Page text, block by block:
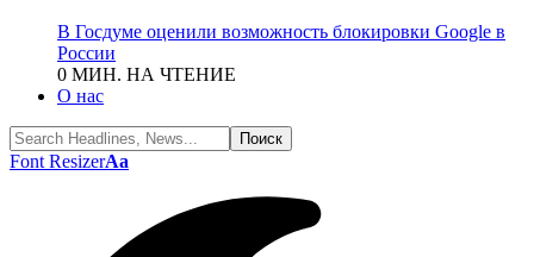
В Госдуме оценили возможность блокировки Google в
России
0 МИН. НА ЧТЕНИЕ
О нас
Font ResizerAa